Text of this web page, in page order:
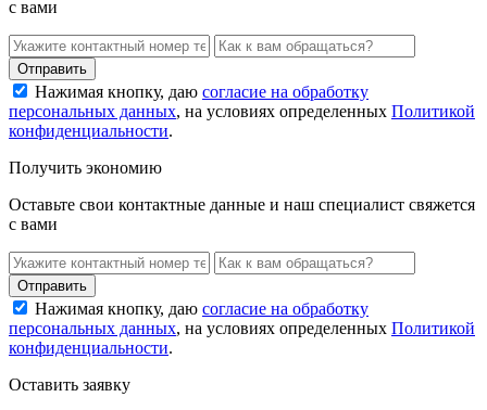
с вами
Нажимая кнопку, даю согласие на обработку
персональных данных, на условиях определенных Политикой
конфиденциальности.
Получить экономию
Оставьте свои контактные данные и наш специалист свяжется
с вами
Нажимая кнопку, даю согласие на обработку
персональных данных, на условиях определенных Политикой
конфиденциальности.
Оставить заявку